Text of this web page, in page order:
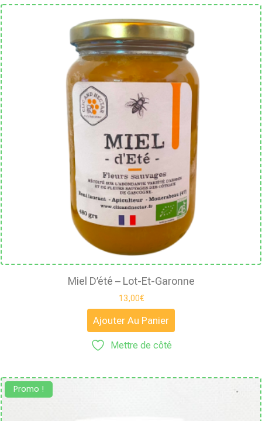
Miel D’été – Lot-Et-Garonne
13,00€
Ajouter Au Panier
Mettre de côté
Promo !